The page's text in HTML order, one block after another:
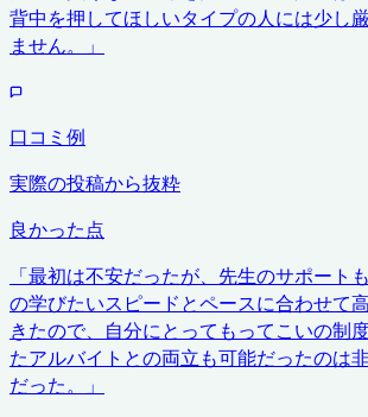
背中を押してほしいタイプの人には少し
ません。
」
口コミ例
実際の投稿から抜粋
良かった点
「最初は不安だったが、先生のサポート
の学びたいスピードとペースに合わせて
きたので、自分にとってもってこいの制
たアルバイトとの両立も可能だったのは
だった。
」